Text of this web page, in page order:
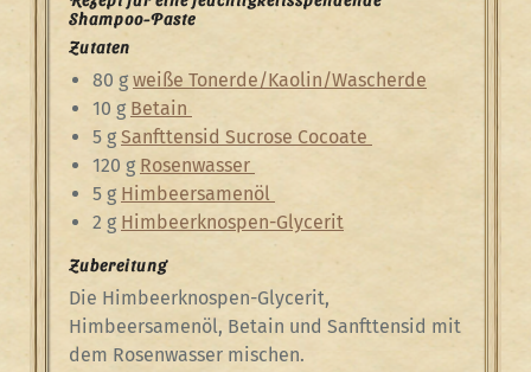
Shampoo-Paste
Zutaten
80 gweiße Tonerde/Kaolin/Wascherde
10 g Betain
5 g Sanfttensid Sucrose Cocoate
120 g Rosenwasser
5 g Himbeersamenöl
2 g Himbeerknospen-Glycerit
Zubereitung
Die Himbeerknospen-Glycerit,
Himbeersamenöl, Betain und Sanfttensid mit
dem Rosenwasser mischen.